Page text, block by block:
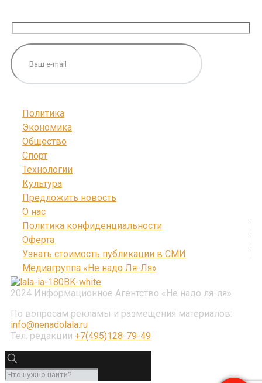
Политика
Экономика
Общество
Спорт
Технологии
Культура
Предложить новость
О нас
2024 Информационное Агентство «Не надо ля-ля»
По вопросам рекламы и размещения материалов:
info@nenadolala.ru
Тел. редакции +7(495)128-79-49
Политика конфиденциальности
Оферта
Узнать стоимость публикации в СМИ
Медиагруппа «Не надо Ля-Ля»